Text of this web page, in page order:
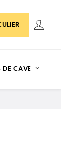
DE CAVE